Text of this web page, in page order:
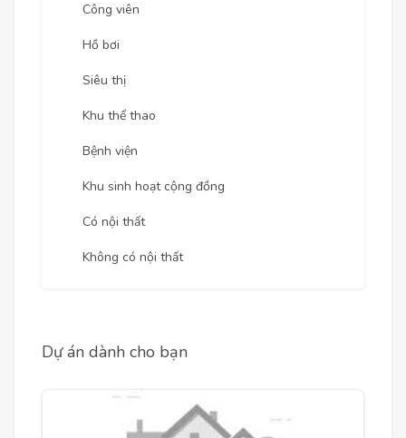
Công viên
Hồ bơi
Siêu thị
Khu thể thao
Bệnh viện
Khu sinh hoạt cộng đồng
Có nội thất
Không có nội thất
Dự án dành cho bạn